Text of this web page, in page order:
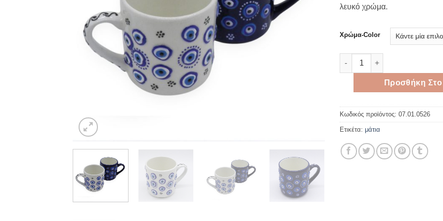
λευκό χρώμα.
Χρώμα-Color
Κεραμική Κούπα με
Προσθήκη Στο
Κωδικός προϊόντος: 07.01.0526
Ετικέτα: μάτια